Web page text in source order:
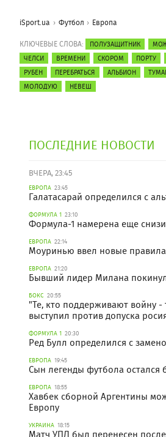
iSport.ua Футбол Европа
КЛЮЧЕВЫЕ СЛОВА: ПОЛУЗАЩИТНИК
ЧЕЛСИ
ВРЕМЕНИ СКОРОМ ПОРТУ
РУБЕН
ПЕРЕБРАТЬСЯ АЛЬБИОН
МОЛОДУЮ
НЕВЕШ
ПОСЛЕДНИЕ НОВОСТИ
ВЧЕРА, 23:45
ЕВРОПА 23:45
Галатасарай определился с
ФОРМУЛА 1 23:10
Формула-1 намерена еще
ЕВРОПА 22:14
Моуринью ввел новые
ЕВРОПА 21:20
Бывший лидер Милана
БОКС 20:55
"Те, кто поддерживают войну -
выступил против допуска
ФОРМУЛА 1 20:30
Ред Булл определился с
ЕВРОПА 19:45
Сын легенды футбола остался
ЕВРОПА 18:55
Хавбек сборной Аргентины
Европу
УКРАИНА 18:15